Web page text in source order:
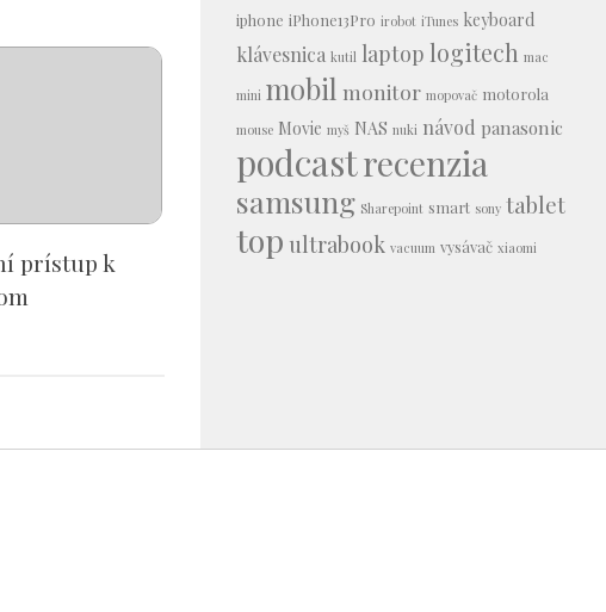
prístup k
iphone iPhone13Pro irobot iTunes keyboard
klávesnica kutil laptop logitech mac
mini mobil monitor mopovač motorola
mouse Movie myš NAS nuki návod panasonic
podcastrecenzia
samsung Sharepoint smart sony tablet
top ultrabook vacuum vysávač xiaomi